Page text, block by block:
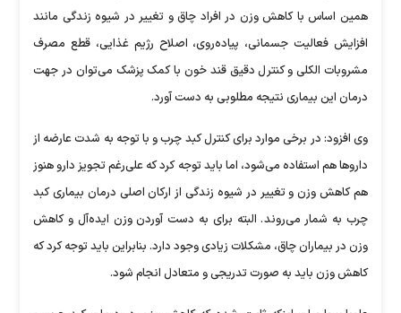
همین اساس با کاهش وزن در افراد چاق و تغییر در شیوه زندگی مانند
افزایش فعالیت جسمانی، پیاده‌روی، اصلاح رژیم غذایی، قطع مصرف
مشروبات الکلی و کنترل دقیق قند خون با کمک پزشک می‌توان در جهت
درمان این بیماری نتیجه مطلوبی به دست آورد.
وی افزود: در برخی موارد برای کنترل کبد چرب و با توجه به شدت عارضه از
داروها هم استفاده می‌شود، اما باید توجه کرد که علی‌رغم تجویز دارو هنوز
هم کاهش وزن و تغییر در شیوه زندگی از ارکان اصلی درمان بیماری کبد
چرب به شمار می‌روند. البته برای به دست آوردن وزن ایده‌آل و کاهش
وزن در بیماران چاق، مشکلات زیادی وجود دارد. بنابراین باید توجه کرد که
کاهش وزن باید به صورت تدریجی و متعادل انجام شود.